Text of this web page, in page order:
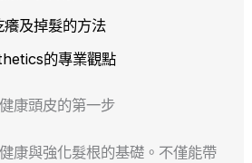
及掉髮的方法
的專業觀點
康頭皮的第一步
康與強化髮根的基礎。不僅能帶